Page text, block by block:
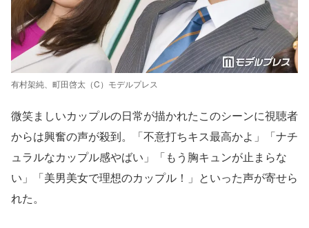
有村架純、町田啓太（C）モデルプレス
微笑ましいカップルの日常が描かれたこのシーンに視聴者
からは興奮の声が殺到。「不意打ちキス最高かよ」「ナチ
ュラルなカップル感やばい」「もう胸キュンが止まらな
い」「美男美女で理想のカップル！」といった声が寄せら
れた。